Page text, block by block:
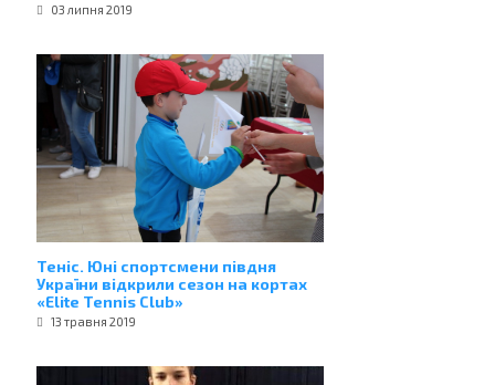
03 липня 2019
Теніс. Юні спортсмени півдня
України відкрили сезон на кортах
«Elite Tennis Club»
13 травня 2019